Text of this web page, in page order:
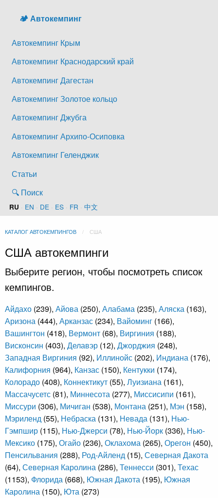
🏕️ Автокемпинг
Автокемпинг Крым
Автокемпинг Краснодарский край
Автокемпинг Дагестан
Автокемпинг Золотое кольцо
Автокемпинг Джубга
Автокемпинг Архипо-Осиповка
Автокемпинг Геленджик
Статьи
🔍 Поиск
RU · EN · DE · ES · FR · 中文
КАТАЛОГ АВТОКЕМПИНГОВ США
США автокемпинги
Выберите регион, чтобы посмотреть список
кемпингов.
Айдахо (239), Айова (250), Алабама (235), Аляска (163),
Аризона (444), Арканзас (234), Вайоминг (166),
Вашингтон (418), Вермонт (68), Виргиния (188),
Висконсин (403), Делавэр (12), Джорджия (248),
Западная Виргиния (92), Иллинойс (202), Индиана (176),
Калифорния (964), Канзас (150), Кентукки (174),
Колорадо (408), Коннектикут (55), Луизиана (161),
Массачусетс (81), Миннесота (277), Миссисипи (161),
Миссури (306), Мичиган (538), Монтана (251), Мэн (158),
Мэриленд (55), Небраска (131), Невада (131), Нью-
Гэмпшир (115), Нью-Джерси (78), Нью-Йорк (336), Нью-
Мексико (175), Огайо (236), Оклахома (265), Орегон (450),
Пенсильвания (288), Род-Айленд (15), Северная Дакота
(64), Северная Каролина (286), Теннесси (301), Техас
(1153), Флорида (668), Южная Дакота (195), Южная
Каролина (150), Юта (273)